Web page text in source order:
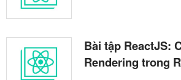
Bài tập ReactJS:
Rendering trong